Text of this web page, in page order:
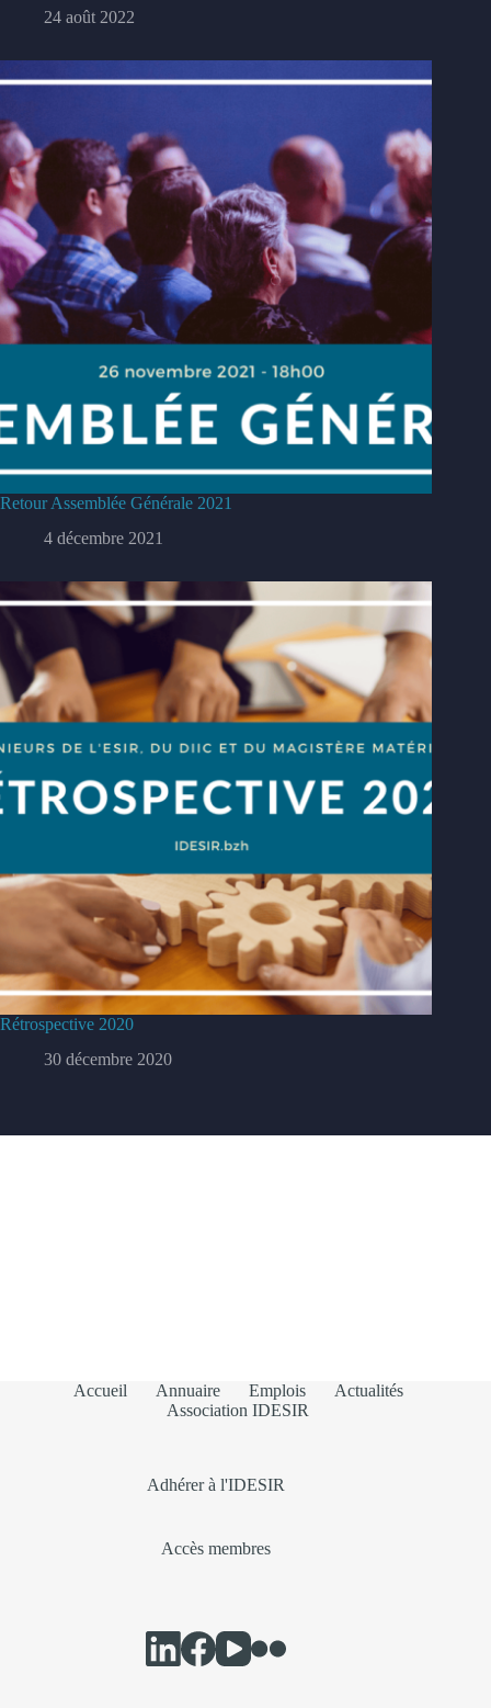
24 août 2022
Retour Assemblée Générale 2021
4 décembre 2021
Rétrospective 2020
30 décembre 2020
Accueil Annuaire Emplois
Actualités
Association IDESIR
Adhérer à l'IDESIR
Accès membres